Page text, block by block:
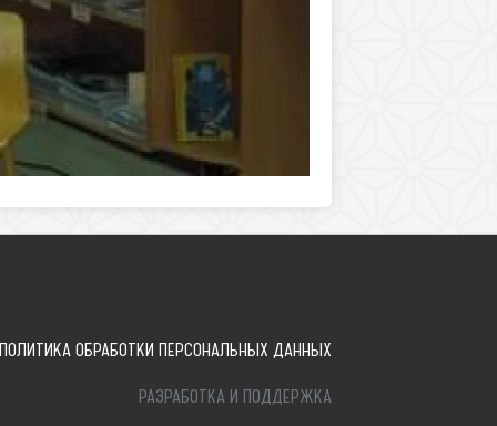
ОБРАБОТКИ ПЕРСОНАЛЬНЫХ ДАННЫХ
РАЗРАБОТКА И ПОДДЕРЖКА